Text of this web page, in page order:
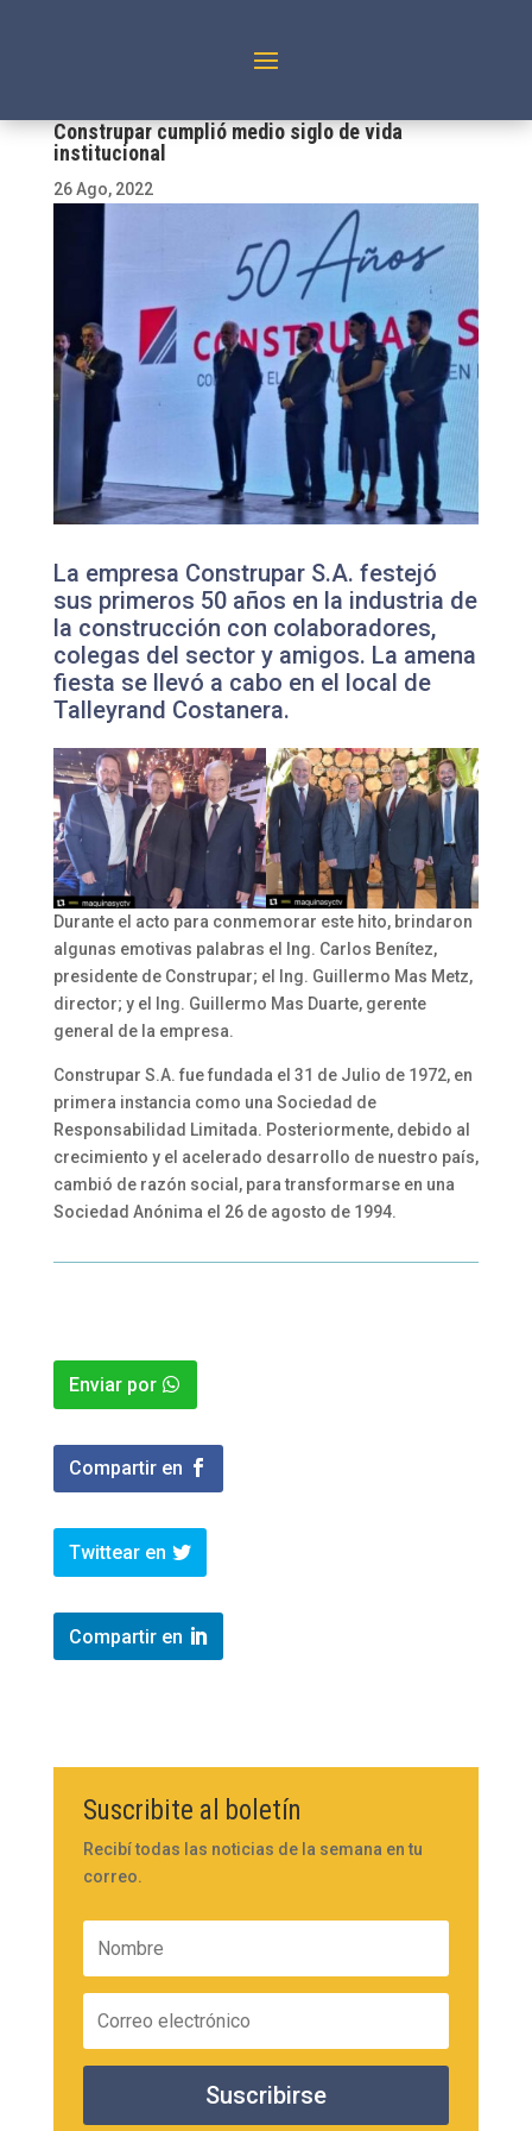
Construpar cumplió medio siglo de vida
institucional
26 Ago, 2022
La empresa Construpar S.A. festejó
sus primeros 50 años en la industria de
la construcción con colaboradores,
colegas del sector y amigos. La amena
fiesta se llevó a cabo en el local de
Talleyrand Costanera.
Durante el acto para conmemorar este hito, brindaron
algunas emotivas palabras el Ing. Carlos Benítez,
presidente de Construpar; el Ing. Guillermo Mas Metz,
director; y el Ing. Guillermo Mas Duarte, gerente
general de la empresa.
Construpar S.A. fue fundada el 31 de Julio de 1972, en
primera instancia como una Sociedad de
Responsabilidad Limitada. Posteriormente, debido al
crecimiento y el acelerado desarrollo de nuestro país,
cambió de razón social, para transformarse en una
Sociedad Anónima el 26 de agosto de 1994.
Enviar por
Compartir en
Twittear en
Compartir en
Suscribite al boletín
Recibí todas las noticias de la semana en tu
correo.
Suscribirse